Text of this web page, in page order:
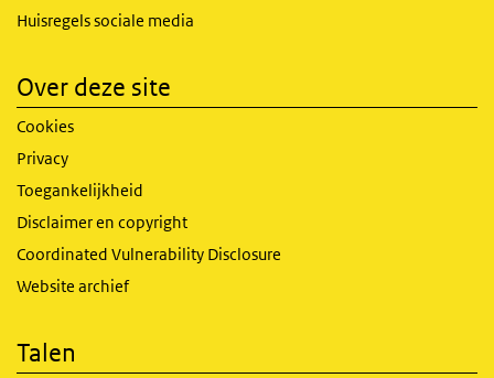
Huisregels sociale media
Over deze site
Cookies
Privacy
Toegankelijkheid
Disclaimer en copyright
Coordinated Vulnerability Disclosure
Website archief
Talen